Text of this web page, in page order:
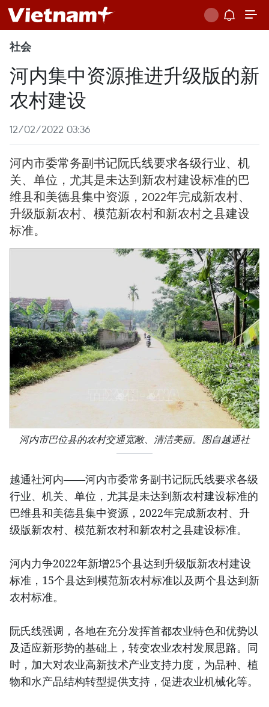
社会
河内集中资源推进升级版的新
农村建设
12/02/2022 03:36
河内市委常务副书记阮氏线要求各级行业、机
关、单位，尤其是未达到新农村建设标准的巴
维县和美德县集中资源，2022年完成新农村、
升级版新农村、模范新农村和新农村之县建设
标准。
河内市巴位县的农村交通宽敞、清洁美丽。图自越通社
越通社河内——河内市委常务副书记阮氏线要求各级
行业、机关、单位，尤其是未达到新农村建设标准的
巴维县和美德县集中资源，2022年完成新农村、升
级版新农村、模范新农村和新农村之县建设标准。
河内力争2022年新增25个县达到升级版新农村建设
标准，15个县达到模范新农村标准以及两个县达到新
农村标准。
阮氏线强调，各地在充分发挥首都农业特色和优势以
及适应新形势的基础上，转变农业农村发展思路。同
时，加大对农业高新技术产业支持力度，为品种、植
物和水产品结构转型提供支持，促进农业机械化等。